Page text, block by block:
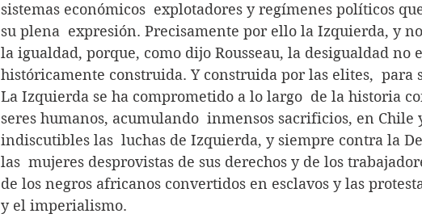
sistemas económicos  explotadores y regímenes políticos
su plena  expresión. Precisamente por ello la Izquierda, y
la igualdad, porque, como dijo Rousseau, la desigualdad no
históricamente construida. Y construida por las elites,  para
La Izquierda se ha comprometido a lo largo  de la historia
seres humanos, acumulando  inmensos sacrificios, en Chile
indiscutibles las  luchas de Izquierda, y siempre contra la
las  mujeres desprovistas de sus derechos y de los
de los negros africanos convertidos en esclavos y las
y el imperialismo.